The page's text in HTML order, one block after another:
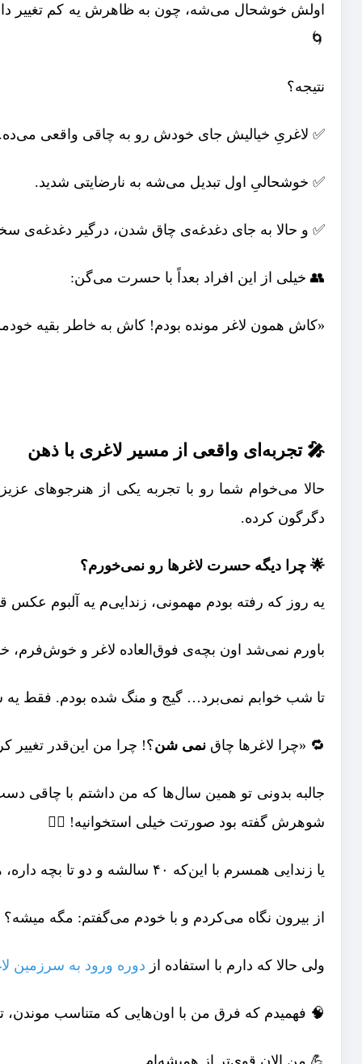
اولش خوشحال می‌شه، چون به ظاهرش یه کم تغییر
🌀
نتیجه؟
✅ لاغریِ خیالیش جای خودش رو به چاقی واقعی
✅ خوشحالیِ اول تبدیل می‌شه به نارضایتی شدید.
✅ و حالا به جای دغدغه‌ی چاق شدن، درگیر دغدغه‌ی
👥 خیلی از این افراد بعداً با حسرت می‌گن:
«کاش همون لاغر مونده بودم! کاش به خاطر بقیه خودمو
🎤 تجربه‌ای واقعی از مسیر لاغری با ذهن
حالا می‌خوام شما رو با تجربه یکی از هنرجوهای
دگرگون کرده.
🌟 چرا دیگه حسرت لاغرها رو نمی‌خورم؟
یه روز که رفته بودم مهمونی، زندایی‌م یه آلبوم
باورم نمی‌شد اون بچه‌ی فوق‌العاده لاغر و خوش‌فرم،
تا شب خوابم نمی‌برد… گیج و منگ شده بودم. فقط
🔁 «چرا لاغرها چاق نمی شن؟! چرا من این‌قدر تغییر
جالبه بدونی تو همین سال‌ها که من داشتم با چاقی
شوهرش گفته بود صورتت خیلی استخوانیه! 🤦‍♀️
یا زندایی همسرم با این‌که ۴۰ سالشه و دو تا بچه داره، هنوز دوست داره فقط صورتش تپل بشه!
از بیرون نگاه می‌کردم و با خودم می‌گفتم: مگه میشه؟
ولی حالا که دارم با استفاده از دوره ورود به سرزمین
🧠 فهمیدم که فرق من با اون‌هایی که متناسب